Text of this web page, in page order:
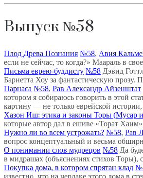
Выпуск №58
Плод Древа Познания №58, Авия
если не сейчас, то когда?» Маараль в
Письма еврею-буддисту №58 Дэвид
Барнетта Хоу за фантастическую
Парнаса №58, Рав Александр Айзенштат
котором я собираюсь говорить в этой
картину — не только еврейской
Хазон Иш: этика и законы Торы (Мусар
которые автор дал в ешиве «Торат
Нужно ли во всем устрожать? №58, Рав
вопрос концептуальный и весьма
О понимании слов мудрецов №58 Да
в мидрашах (объяснениях стихов Торы),
Покупка дома, в котором спрятан клад